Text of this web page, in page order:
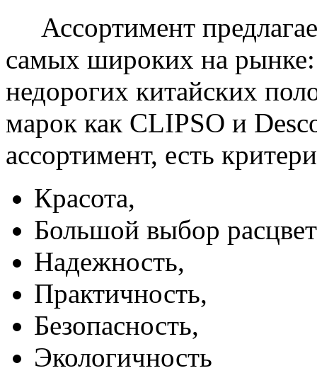
Ассортимент
самых широких на
недорогих китайских
марок как CLIPSO и
ассортимент, есть
Красота,
Большой выбор
Надежность,
Практичность,
Безопасность,
Экологичность